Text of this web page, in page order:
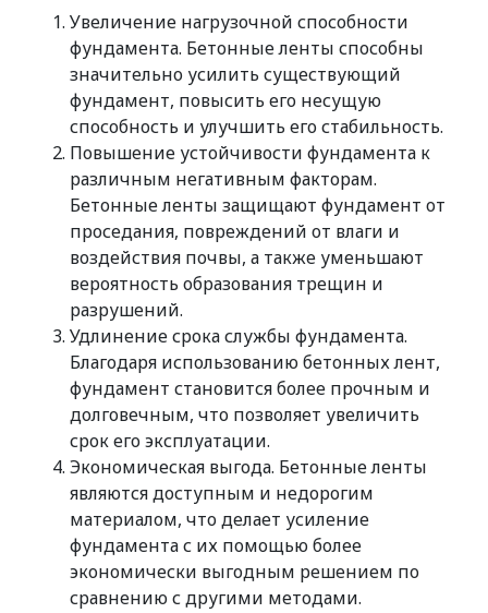
Увеличение нагрузочной способности
фундамента. Бетонные ленты способны
значительно усилить существующий
фундамент, повысить его несущую
способность и улучшить его стабильность.
Повышение устойчивости фундамента к
различным негативным факторам.
Бетонные ленты защищают фундамент от
проседания, повреждений от влаги и
воздействия почвы, а также уменьшают
вероятность образования трещин и
разрушений.
Удлинение срока службы фундамента.
Благодаря использованию бетонных лент,
фундамент становится более прочным и
долговечным, что позволяет увеличить
срок его эксплуатации.
Экономическая выгода. Бетонные ленты
являются доступным и недорогим
материалом, что делает усиление
фундамента с их помощью более
экономически выгодным решением по
сравнению с другими методами.